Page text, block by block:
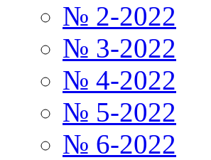
№ 2-2022
№ 3-2022
№ 4-2022
№ 5-2022
№ 6-2022